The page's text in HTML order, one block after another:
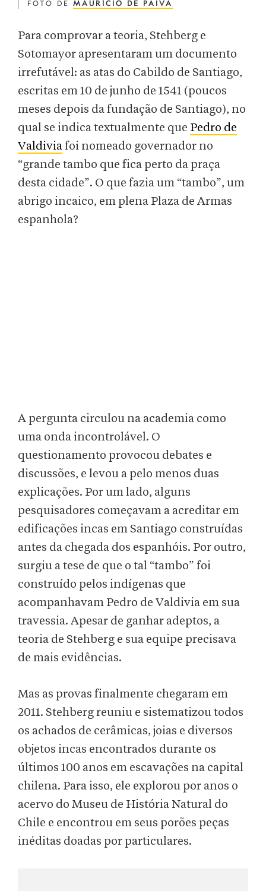
FOTO DE MAURÍCIO DE PAIVA
Para comprovar a teoria, Stehberg e
Sotomayor apresentaram um documento
irrefutável: as atas do Cabildo de Santiago,
escritas em 10 de junho de 1541 (poucos
meses depois da fundação de Santiago), no
qual se indica textualmente que Pedro de
Valdiviafoi nomeado governador no
“grande tambo que fica perto da praça
desta cidade”. O que fazia um “tambo”, um
abrigo incaico, em plena Plaza de Armas
espanhola?
A pergunta circulou na academia como
uma onda incontrolável. O
questionamento provocou debates e
discussões, e levou a pelo menos duas
explicações. Por um lado, alguns
pesquisadores começavam a acreditar em
edificações incas em Santiago construídas
antes da chegada dos espanhóis. Por outro,
surgiu a tese de que o tal “tambo” foi
construído pelos indígenas que
acompanhavam Pedro de Valdivia em sua
travessia. Apesar de ganhar adeptos, a
teoria de Stehberg e sua equipe precisava
de mais evidências.
Mas as provas finalmente chegaram em
2011. Stehberg reuniu e sistematizou todos
os achados de cerâmicas, joias e diversos
objetos incas encontrados durante os
últimos 100 anos em escavações na capital
chilena. Para isso, ele explorou por anos o
acervo do Museu de História Natural do
Chile e encontrou em seus porões peças
inéditas doadas por particulares.